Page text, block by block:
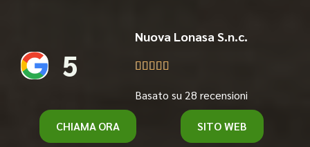
5
Nuova Lonasa S.n.c.
    
Basato su 28 recensioni
CHIAMA ORA SITO WEB